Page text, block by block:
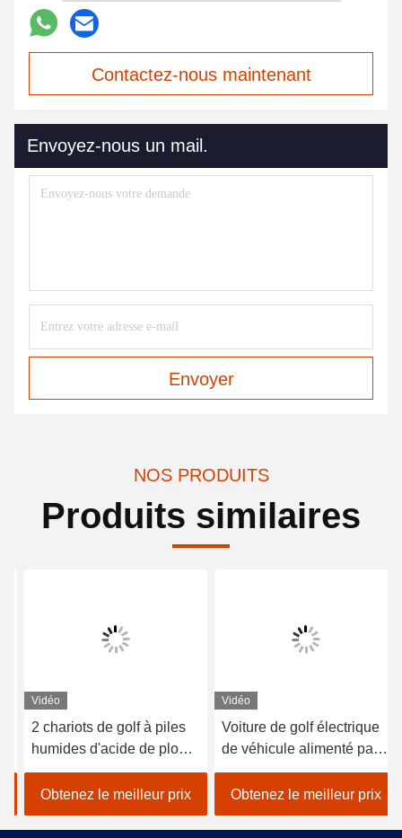
Contactez-nous maintenant
Envoyez-nous un mail.
Envoyer
NOS PRODUITS
Produits similaires
Vidéo
2 chariots de golf à piles
humides d'acide de plomb
de sièges/golf avec des
erreurs électrique de
voiture
Obtenez le meilleur prix
Vidéo
Voiture de golf électrique
de véhicule alimenté par
batterie au lithium 48V
EXCAR A1S6 + 2 blanc
Obtenez le meilleur prix